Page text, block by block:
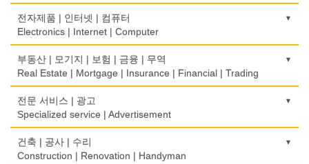
Bidet
Psychologist/Psychiatrist
안경점
Optical Stores
의료기구
Medical Instruments
유리/거울/액자
Glass/Mirror/Frame
Children's Ware
Wedding
인터넷 쇼핑
Internet Shopping
이민/유학
Immigration/Studying Abroad
사무기기
Office Equipment
Stationery/Office Equipment
Book Store
전자제품 | 인터넷 | 컴퓨터
Electronics | Internet | Computer
금전등록기
Cash Register
인터넷 서비스/까페
Internet Service/Cafe
전자제품 판매/수리
Electronic Goods Sales/Repair
부동산 | 모기지 | 보험 | 금융 | 무역
Real Estate | Mortgage | Insurance | Financial | Trading
도매
Wholesale
모기지
Mortgage
전문 서비스 | 광고
Specialized service | Advertisement
광고/그래픽 디자인
Advertising/Graphic Design
건축 | 공사 | 수리
Construction | Renovation | Handyman